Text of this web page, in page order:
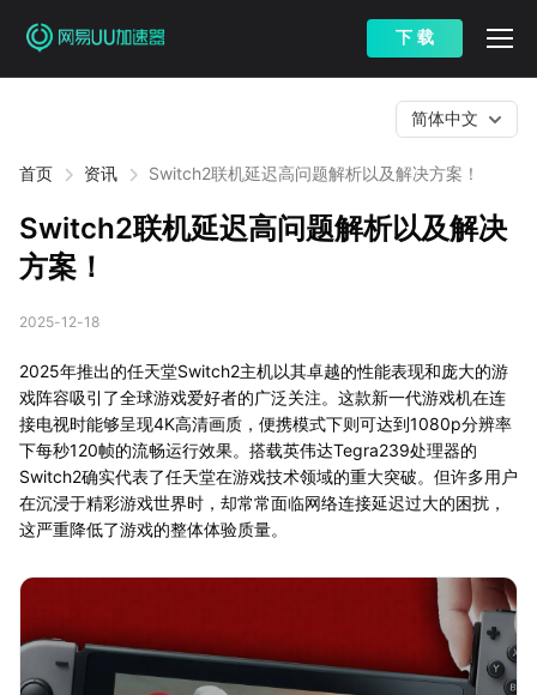
下 载
首页 资讯 Switch2联机延迟高问题解析以及解决方案！
简体中文
Switch2联机延迟高问题解析以及解决
方案！
2025-12-18
2025年推出的任天堂Switch2主机以其卓越的性能表现和庞大的游
戏阵容吸引了全球游戏爱好者的广泛关注。这款新一代游戏机在连
接电视时能够呈现4K高清画质，便携模式下则可达到1080p分辨率
下每秒120帧的流畅运行效果。搭载英伟达Tegra239处理器的
Switch2确实代表了任天堂在游戏技术领域的重大突破。但许多用户
在沉浸于精彩游戏世界时，却常常面临网络连接延迟过大的困扰，
这严重降低了游戏的整体体验质量。